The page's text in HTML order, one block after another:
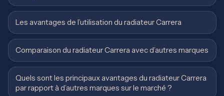
Les avantages de l’utilisation du radiateur Carrera
Comparaison du radiateur Carrera avec d’autres marques
Quels sont les principaux avantages du radiateur Carrera
par rapport à d’autres marques sur le marché ?